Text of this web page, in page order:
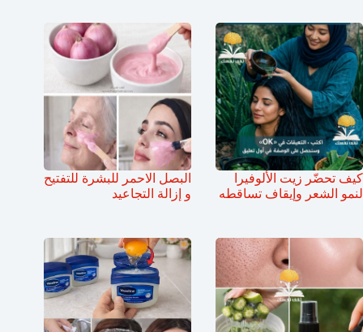
كيف تحضّر زيت الألوفيرا
لنمو الشعر وإيقاف تساقطه
البصل الاحمر للبشرة للتفتيح
و إزالة التجاعيد